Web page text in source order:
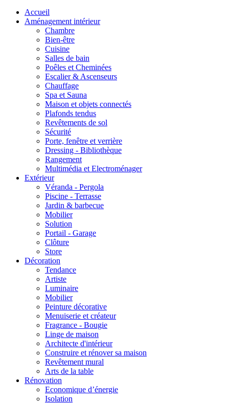
Accueil
Aménagement intérieur
Chambre
Bien-être
Cuisine
Salles de bain
Poêles et Cheminées
Escalier & Ascenseurs
Chauffage
Spa et Sauna
Maison et objets connectés
Plafonds tendus
Revêtements de sol
Sécurité
Porte, fenêtre et verrière
Dressing - Bibliothèque
Rangement
Multimédia et Electroménager
Extérieur
Véranda - Pergola
Piscine - Terrasse
Jardin & barbecue
Mobilier
Solution
Portail - Garage
Clôture
Store
Décoration
Tendance
Artiste
Luminaire
Mobilier
Peinture décorative
Menuiserie et créateur
Fragrance - Bougie
Linge de maison
Architecte d'intérieur
Construire et rénover sa maison
Revêtement mural
Arts de la table
Rénovation
Economique d’énergie
Isolation